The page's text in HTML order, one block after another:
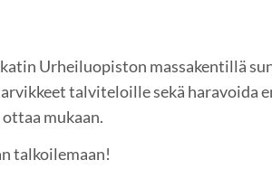
Urheiluopiston massakentillä
talviteloille sekä haravoida
mukaan.
talkoilemaan!